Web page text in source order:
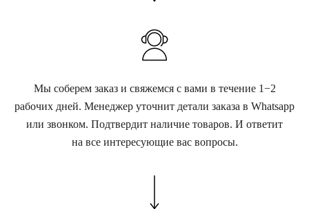
Мы соберем заказ и свяжемся с вами в течение 1−2
рабочих дней. Менеджер уточнит детали заказа в Whatsapp
или звонком. Подтвердит наличие товаров. И ответит
на все интересующие вас вопросы.